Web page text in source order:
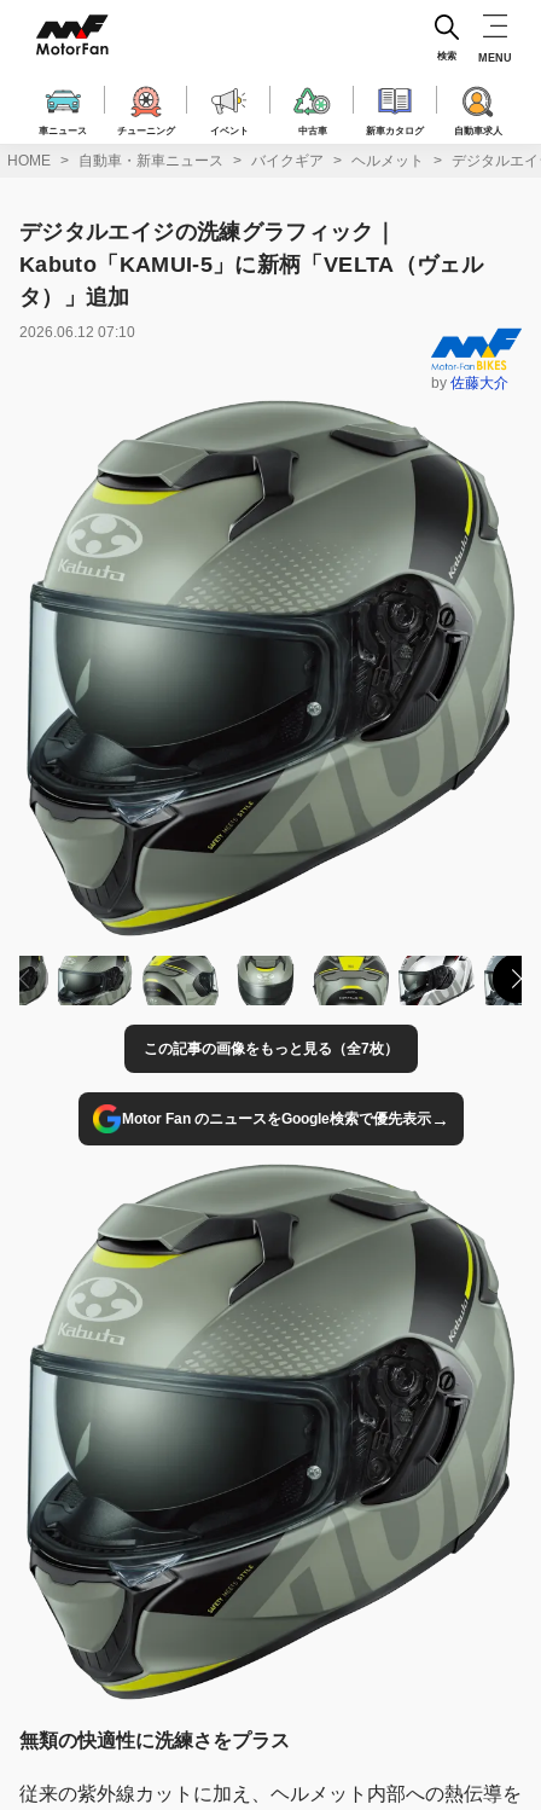
ス
車ニュース チューニング イベント 中古車 新車カタログ 自動車求人
検索 MENU
HOME 自動車・新車ニュース バイクギア ヘルメット デジタルエ
デジタルエイジの洗練グラフィック｜
Kabuto「KAMUI-5」に新柄「VELTA（ヴェル
タ）」追加
2026.06.12 07:10
by佐藤大介
この記事の画像をもっと見る（全7枚）
Motor Fan のニュースをGoogle検索で優先表示→
無類の快適性に洗練さをプラス
従来の紫外線カットに加え、ヘルメット内部への熱伝導を